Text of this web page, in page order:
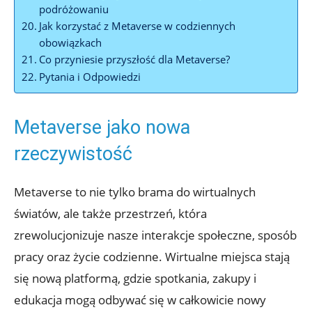
podróżowaniu
Jak korzystać z Metaverse w codziennych
obowiązkach
Co przyniesie przyszłość dla Metaverse?
Pytania i Odpowiedzi
Metaverse jako nowa
rzeczywistość
Metaverse to nie tylko brama do wirtualnych
światów, ale także przestrzeń, która
zrewolucjonizuje nasze interakcje społeczne, sposób
pracy oraz życie codzienne. Wirtualne miejsca stają
się nową platformą, gdzie spotkania, zakupy i
edukacja mogą odbywać się w całkowicie nowy